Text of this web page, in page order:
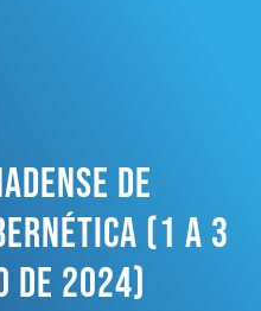
De
(1 A 3
De 2024)